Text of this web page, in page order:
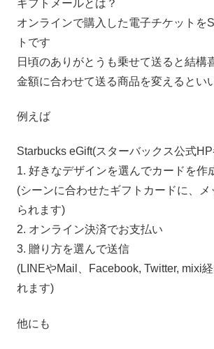
ギフトメールとは？
オンラインで購入した電子チケットを
トです
日頃のありがとうも乗せて送ると結構
金額に合わせて送る商品を変えるとい
例えば
Starbucks eGift(スターバックス公式
1. 好きなデザインを選んでカードを作
(シーンに合わせたギフトカードに、メ
られます)
2. オンライン決済でお支払い
3. 贈り方を選んで送信
(LINEやMail、Facebook, Twitter, mixi
れます)
他にも